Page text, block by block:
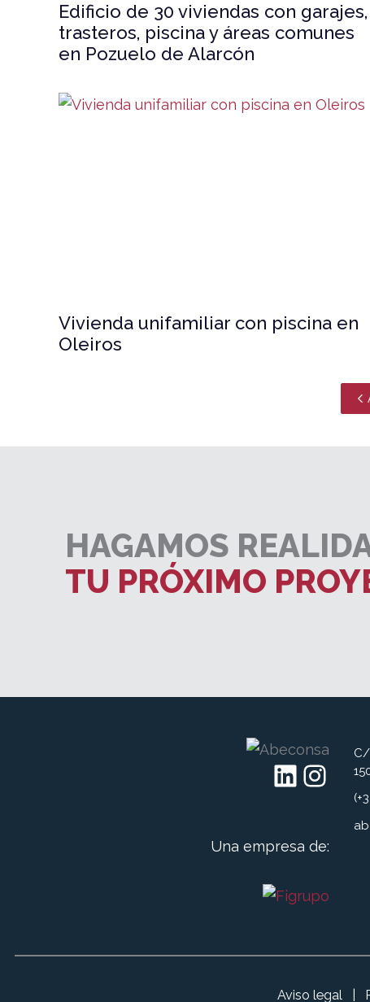
Edificio de 30 viviendas con garajes,
trasteros, piscina y áreas comunes
en Pozuelo de Alarcón
Vivienda unifamiliar con piscina en
Oleiros
HAGAMOS
TU PRÓXIMO
LinkedIn Instagram
Una empresa de:
C/
Aviso legal